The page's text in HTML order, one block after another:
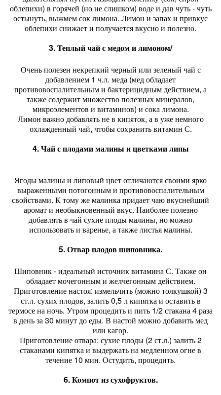
облепихи) в горячей (но не слишком) воде и дав чуть - чуть
остынуть, выжмем сок лимона. Лимон и запах и привкус
облепихи снижает и получается вкусно и полезно.
3. Теплый чай с медом и лимоном/
Очень полезен некрепкий черный или зеленый чай с
добавлением 1 ч.л. меда (мед обладает
противовоспалительным и бактерицидным действием, а
также содержит множество полезных минералов,
микроэлементов и витаминов) и сока лимона.
Лимон важно добавлять не в кипяток, а в уже немного
охлажденный чай, чтобы сохранить витамин С.
4. Чай с плодами малины и цветками липы
Ягоды малины и липовый цвет отличаются своими ярко
выраженными потогонным и противовоспалительным
свойствами. К тому же малинка придает чаю вкуснейший
аромат и необыкновенный вкус. Наиболее полезно
добавлять в чай сухие плоды малины, но можно
использовать и варенье, а также листья малины.
5. Отвар плодов шиповника.
Шиповник - идеальный источник витамина С. Также он
обладает мочегонным и желчегонным действием.
Приготовление настоя: измельчить (можно толкушкой) 3
ст.л. сухих плодов, залить 0,5 л кипятка и оставить в
термосе на ночь. Утром процедить и пить 1/2 стакана 4 раза
в день за 30 минут до еды. В настой можно добавить мед
или кагор.
Приготовление отвара: сухие плоды (2 ст.л.) залить 2
стаканами кипятка и выдержать на медленном огне в
течение 10 мин. Остудить, процедить.
6. Компот из сухофруктов.